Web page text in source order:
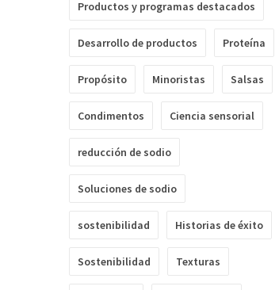
Productos y programas destacados
Desarrollo de productos Proteína
Propósito Minoristas Salsas
Condimentos Ciencia sensorial
reducción de sodio
Soluciones de sodio
sostenibilidad Historias de éxito
Sostenibilidad Texturas